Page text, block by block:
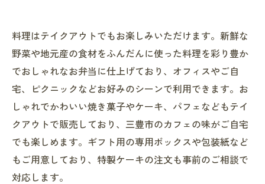
料理はテイクアウトでもお楽しみいただけます。新鮮な
野菜や地元産の食材をふんだんに使った料理を彩り豊か
でおしゃれなお弁当に仕上げており、オフィスやご自
宅、ピクニックなどお好みのシーンで利用できます。お
しゃれでかわいい焼き菓子やケーキ、パフェなどもテイ
クアウトで販売しており、三豊市のカフェの味がご自宅
でも楽しめます。ギフト用の専用ボックスや包装紙など
もご用意しており、特製ケーキの注文も事前のご相談で
対応します。